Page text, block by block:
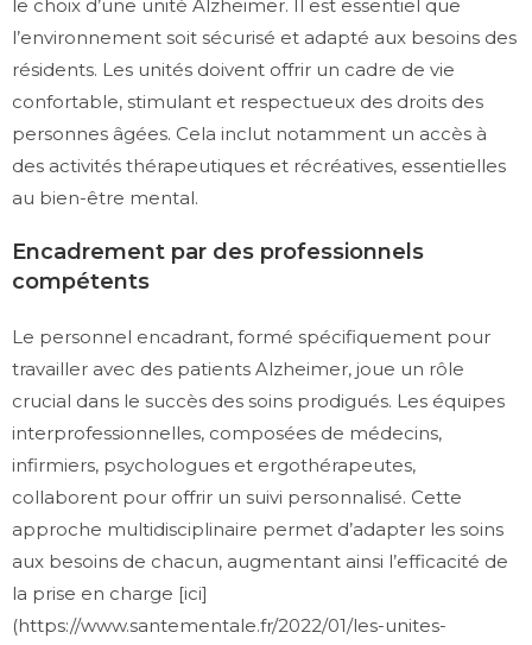
le choix d’une unité Alzheimer. Il est essentiel que
l’environnement soit sécurisé et adapté aux besoins des
résidents. Les unités doivent offrir un cadre de vie
confortable, stimulant et respectueux des droits des
personnes âgées. Cela inclut notamment un accès à
des activités thérapeutiques et récréatives, essentielles
au bien-être mental.
Encadrement par des professionnels
compétents
Le personnel encadrant, formé spécifiquement pour
travailler avec des patients Alzheimer, joue un rôle
crucial dans le succès des soins prodigués. Les équipes
interprofessionnelles, composées de médecins,
infirmiers, psychologues et ergothérapeutes,
collaborent pour offrir un suivi personnalisé. Cette
approche multidisciplinaire permet d’adapter les soins
aux besoins de chacun, augmentant ainsi l’efficacité de
la prise en charge [ici]
(https://www.santementale.fr/2022/01/les-unites-